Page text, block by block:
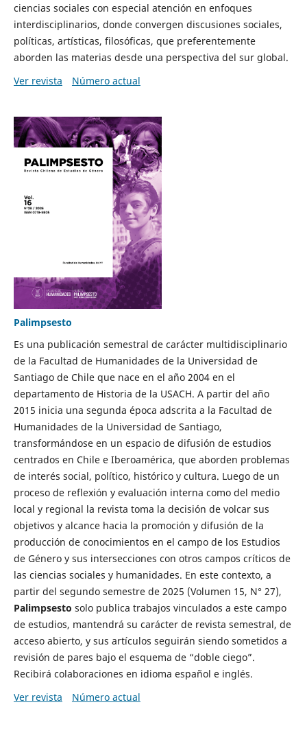
ciencias sociales con especial atención en enfoques
interdisciplinarios, donde convergen discusiones sociales,
políticas, artísticas, filosóficas, que preferentemente
aborden las materias desde una perspectiva del sur global.
Ver revista
Número actual
Palimpsesto
Es una publicación semestral de carácter multidisciplinario
de la Facultad de Humanidades de la Universidad de
Santiago de Chile que nace en el año 2004 en el
departamento de Historia de la USACH. A partir del año
2015 inicia una segunda época adscrita a la Facultad de
Humanidades de la Universidad de Santiago,
transformándose en un espacio de difusión de estudios
centrados en Chile e Iberoamérica, que aborden problemas
de interés social, político, histórico y cultura. Luego de un
proceso de reflexión y evaluación interna como del medio
local y regional la revista toma la decisión de volcar sus
objetivos y alcance hacia la promoción y difusión de la
producción de conocimientos en el campo de los Estudios
de Género y sus intersecciones con otros campos críticos de
las ciencias sociales y humanidades. En este contexto, a
partir del segundo semestre de 2025 (Volumen 15, N° 27),
Palimpsesto solo publica trabajos vinculados a este campo
de estudios, mantendrá su carácter de revista semestral, de
acceso abierto, y sus artículos seguirán siendo sometidos a
revisión de pares bajo el esquema de “doble ciego”.
Recibirá colaboraciones en idioma español e inglés.
Ver revista
Número actual